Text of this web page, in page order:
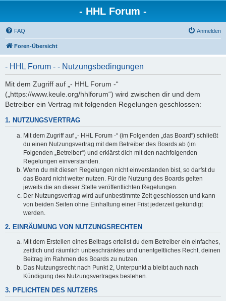
- HHL Forum -
FAQ Anmelden
Foren-Übersicht
- HHL Forum - - Nutzungsbedingungen
Mit dem Zugriff auf „- HHL Forum -“
(„https://www.keule.org/hhlforum“) wird zwischen dir und dem
Betreiber ein Vertrag mit folgenden Regelungen geschlossen:
1. NUTZUNGSVERTRAG
Mit dem Zugriff auf „- HHL Forum -“ (im Folgenden „das Board“) schließt
du einen Nutzungsvertrag mit dem Betreiber des Boards ab (im
Folgenden „Betreiber“) und erklärst dich mit den nachfolgenden
Regelungen einverstanden.
Wenn du mit diesen Regelungen nicht einverstanden bist, so darfst du
das Board nicht weiter nutzen. Für die Nutzung des Boards gelten
jeweils die an dieser Stelle veröffentlichten Regelungen.
Der Nutzungsvertrag wird auf unbestimmte Zeit geschlossen und kann
von beiden Seiten ohne Einhaltung einer Frist jederzeit gekündigt
werden.
2. EINRÄUMUNG VON NUTZUNGSRECHTEN
Mit dem Erstellen eines Beitrags erteilst du dem Betreiber ein einfaches,
zeitlich und räumlich unbeschränktes und unentgeltliches Recht, deinen
Beitrag im Rahmen des Boards zu nutzen.
Das Nutzungsrecht nach Punkt 2, Unterpunkt a bleibt auch nach
Kündigung des Nutzungsvertrages bestehen.
3. PFLICHTEN DES NUTZERS